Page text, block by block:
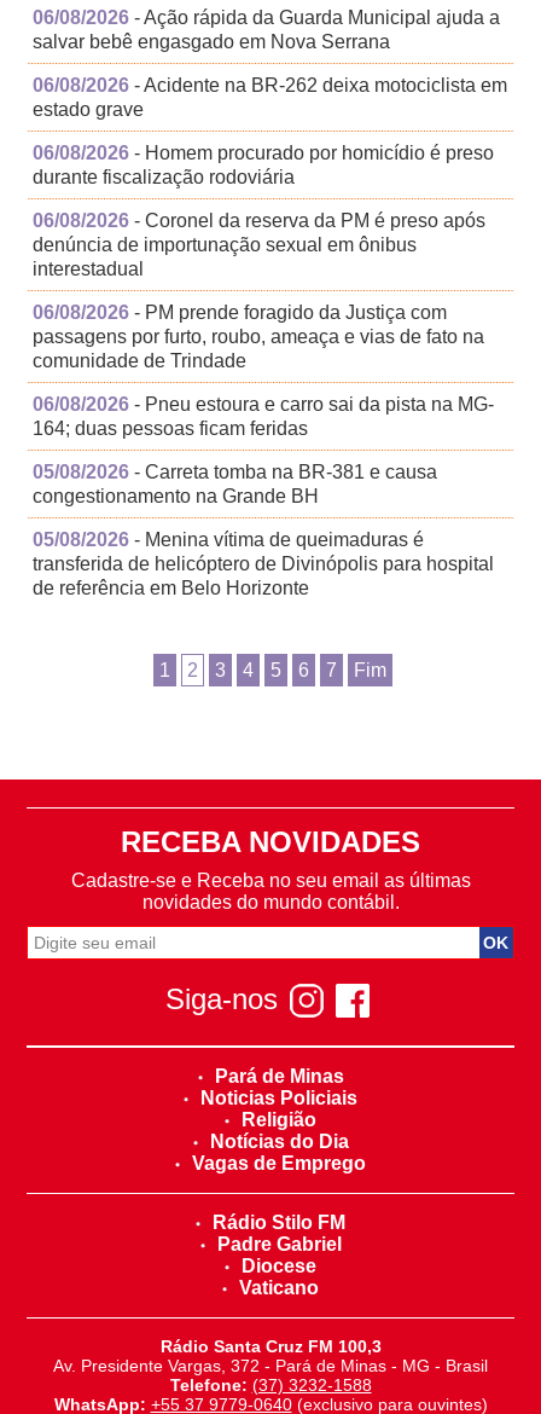
06/08/2026 - Ação rápida da Guarda Municipal ajuda a
salvar bebê engasgado em Nova Serrana
06/08/2026 - Acidente na BR-262 deixa motociclista em
estado grave
06/08/2026 - Homem procurado por homicídio é preso
durante fiscalização rodoviária
06/08/2026 - Coronel da reserva da PM é preso após
denúncia de importunação sexual em ônibus
interestadual
06/08/2026 - PM prende foragido da Justiça com
passagens por furto, roubo, ameaça e vias de fato na
comunidade de Trindade
06/08/2026 - Pneu estoura e carro sai da pista na MG-
164; duas pessoas ficam feridas
05/08/2026 - Carreta tomba na BR-381 e causa
congestionamento na Grande BH
05/08/2026 - Menina vítima de queimaduras é
transferida de helicóptero de Divinópolis para hospital
de referência em Belo Horizonte
1 2 3 4 5 6 7 Fim
RECEBA NOVIDADES
Cadastre-se e Receba no seu email as últimas
novidades do mundo contábil.
Siga-nos
Pará de Minas
Noticias Policiais
Religião
Notícias do Dia
Vagas de Emprego
Rádio Stilo FM
Padre Gabriel
Diocese
Vaticano
Rádio Santa Cruz FM 100,3
Av. Presidente Vargas, 372 - Pará de Minas - MG - Brasil
Telefone: (37) 3232-1588
WhatsApp: +55 37 9779-0640(exclusivo para ouvintes)